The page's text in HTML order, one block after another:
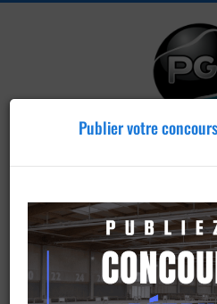
Publier
Publier votre